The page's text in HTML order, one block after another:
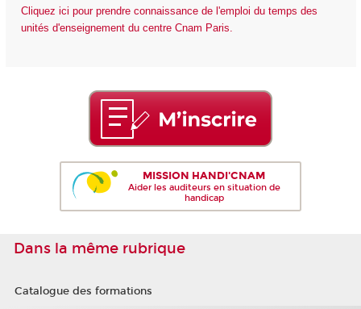
Cliquez ici pour prendre connaissance de l'emploi du temps des
unités d'enseignement du centre Cnam Paris.
MISSION HANDI'CNAM
Aider les auditeurs en situation de
handicap
Dans la même rubrique
Catalogue des formations